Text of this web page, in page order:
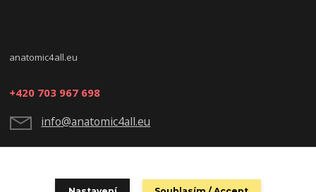
anatomic4all.eu
+420 703 967 698
info@anatomic4all.eu